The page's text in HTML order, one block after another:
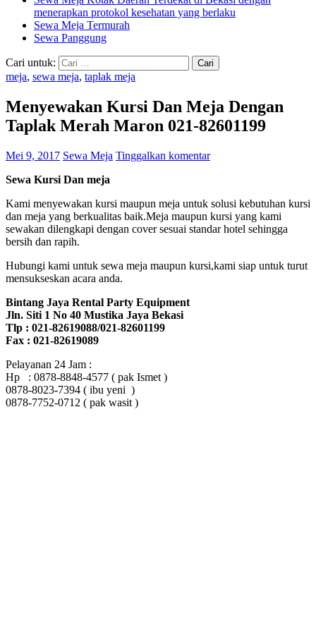
menerapkan protokol kesehatan yang berlaku
Sewa Meja Termurah
Sewa Panggung
Cari untuk:
meja, sewa meja, taplak meja
Menyewakan Kursi Dan Meja Dengan
Taplak Merah Maron 021-82601199
Mei 9, 2017 Sewa Meja Tinggalkan komentar
Sewa Kursi Dan meja
Kami menyewakan kursi maupun meja untuk solusi kebutuhan kursi
dan meja yang berkualitas baik.Meja maupun kursi yang kami
sewakan dilengkapi dengan cover sesuai standar hotel sehingga
bersih dan rapih.
Hubungi kami untuk sewa meja maupun kursi,kami siap untuk turut
mensukseskan acara anda.
Bintang Jaya Rental Party Equipment
Jln. Siti 1 No 40 Mustika Jaya Bekasi
Tlp : 021-82619088/021-82601199
Fax : 021-82619089
Pelayanan 24 Jam :
Hp : 0878-8848-4577 ( pak Ismet )
0878-8023-7394 ( ibu yeni )
0878-7752-0712 ( pak wasit )